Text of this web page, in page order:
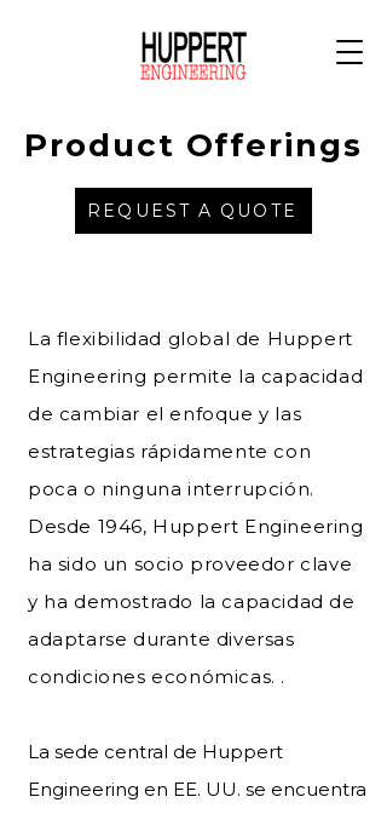
Product Offerings
REQUEST A QUOTE
La flexibilidad global de Huppert
Engineering permite la capacidad
de cambiar el enfoque y las
estrategias rápidamente con
poca o ninguna interrupción.
Desde 1946, Huppert Engineering
ha sido un socio proveedor clave
y ha demostrado la capacidad de
adaptarse durante diversas
condiciones económicas. .
La sede central de Huppert
Engineering en EE. UU. se encuentra